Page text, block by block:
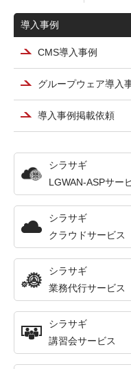
導入事例
CMS導入事例
グループウェア導入
導入事例掲載依頼
シラサギ
LGWAN-ASPサー
シラサギ
クラウドサービス
シラサギ
業務代行サービス
シラサギ
講習会サービス